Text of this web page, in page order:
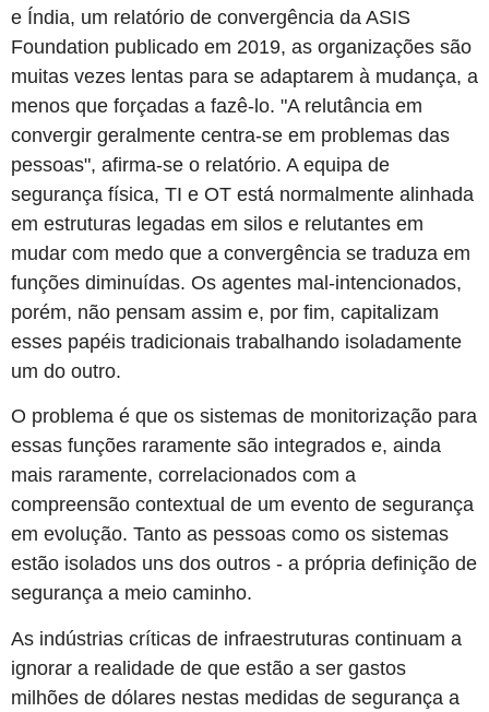
e Índia, um relatório de convergência da ASIS
Foundation publicado em 2019, as organizações são
muitas vezes lentas para se adaptarem à mudança, a
menos que forçadas a fazê-lo. "A relutância em
convergir geralmente centra-se em problemas das
pessoas", afirma-se o relatório. A equipa de
segurança física, TI e OT está normalmente alinhada
em estruturas legadas em silos e relutantes em
mudar com medo que a convergência se traduza em
funções diminuídas. Os agentes mal-intencionados,
porém, não pensam assim e, por fim, capitalizam
esses papéis tradicionais trabalhando isoladamente
um do outro.
O problema é que os sistemas de monitorização para
essas funções raramente são integrados e, ainda
mais raramente, correlacionados com a
compreensão contextual de um evento de segurança
em evolução. Tanto as pessoas como os sistemas
estão isolados uns dos outros - a própria definição de
segurança a meio caminho.
As indústrias críticas de infraestruturas continuam a
ignorar a realidade de que estão a ser gastos
milhões de dólares nestas medidas de segurança a